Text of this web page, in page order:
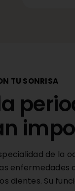
TU SONRISA
de la
enfermedades
dientes. Su